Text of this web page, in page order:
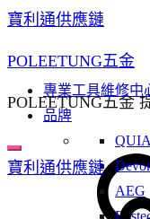
寶利通供應鏈
POLEETUNG五金
POLEETUNG五金
專業工具維修中
品牌
AEG
寶利通供應鏈